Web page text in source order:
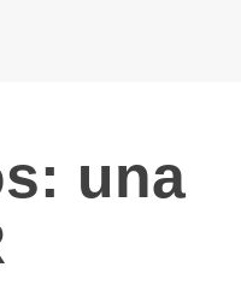
una